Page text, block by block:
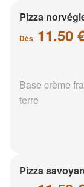
Pizza
Dès 11.50
Base crème
terre
Pizza